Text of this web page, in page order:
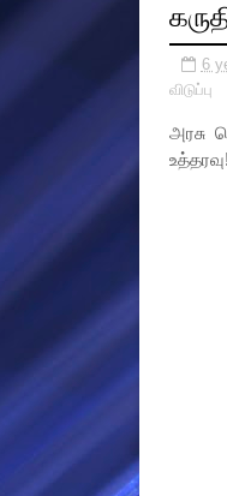
6
விடுப்பு
அரசு
உத்தரவு!